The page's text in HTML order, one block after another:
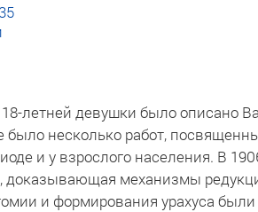
летней девушки было описано
было несколько работ,
и у взрослого населения. В
доказывающая механизмы
и формирования урахуса